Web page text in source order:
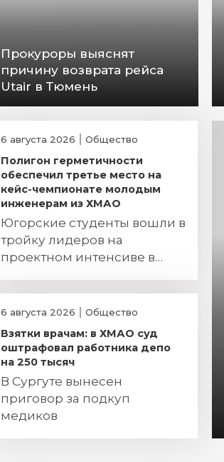
Прокуроры выяснят
причину возврата рейса
Utair в Тюмень
6 августа 2026 Общество
Полигон герметичности
обеспечил третье место на
кейс-чемпионате молодым
инженерам из ХМАО
Югорские студенты вошли в
тройку лидеров на
проектном интенсиве в
6 августа 2026 Общество
Взятки врачам: в ХМАО суд
оштрафовал работника депо
на 250 тысяч
В Сургуте вынесен
приговор за подкуп
медиков